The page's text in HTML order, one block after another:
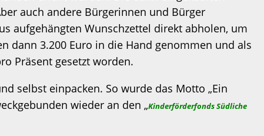
auch andere Bürgerinnen und Bürger
aufgehängten Wunschzettel direkt abholen, um
dann 3.200 Euro in die Hand genommen und als
Präsent gesetzt worden.
selbst einpacken. So wurde das Motto „Ein
wieder an den „Kinderförderfonds Südliche